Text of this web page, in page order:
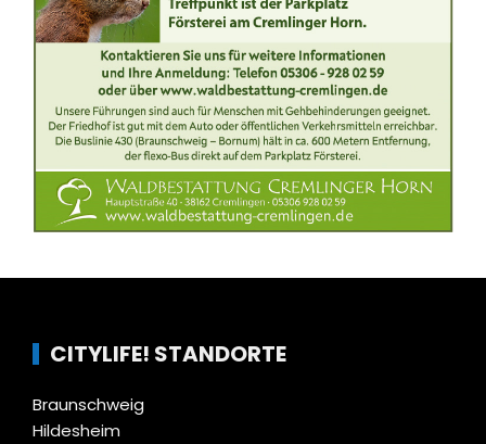
CITYLIFE! STANDORTE
Braunschweig
Hildesheim